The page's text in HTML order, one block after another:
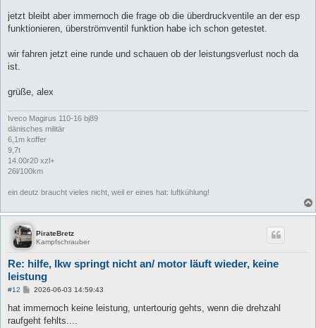
jetzt bleibt aber immernoch die frage ob die überdruckventile an der esp
funktionieren, überströmventil funktion habe ich schon getestet.
wir fahren jetzt eine runde und schauen ob der leistungsverlust noch da
ist.
grüße, alex
Iveco Magirus 110-16 bj89
dänisches militär
6,1m koffer
9,7t
14.00r20 xzl+
26l/100km
ein deutz braucht vieles nicht, weil er eines hat: luftkühlung!
PirateBretz
Kampfschrauber
Re: hilfe, lkw springt nicht an/ motor läuft wieder, keine
leistung
#12
B
i
r
2026-06-03 14:59:43
hat immernoch keine leistung, untertourig gehts, wenn die drehzahl
raufgeht fehlts....